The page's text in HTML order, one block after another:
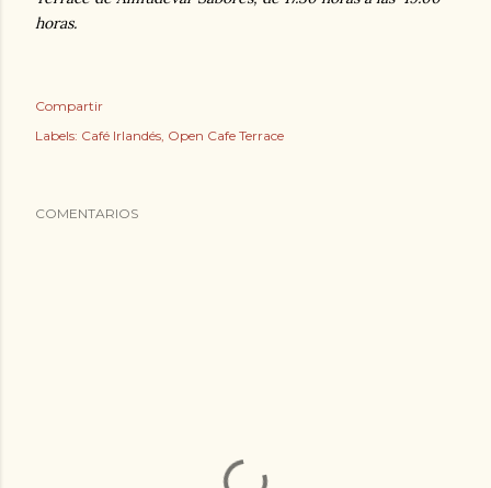
horas.
Compartir
Labels: Café Irlandés Open Cafe Terrace
COMENTARIOS